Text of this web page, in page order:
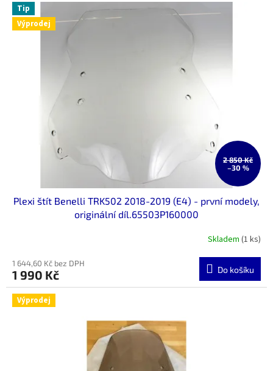
p
Tip
Výprodej
2 850 Kč
–30 %
Plexi štít Benelli TRK502 2018-2019 (E4) - první modely,
originální díl.65503P160000
Skladem (1 ks)
1 644,60 Kč bez DPH
1 990 Kč Do košíku
Výprodej